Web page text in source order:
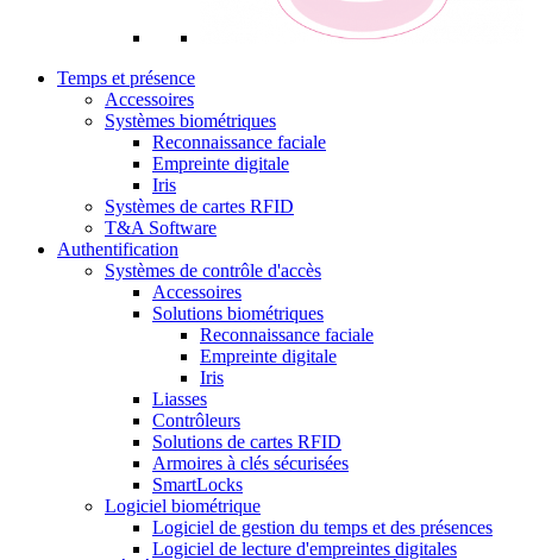
Temps et présence
Accessoires
Systèmes biométriques
Reconnaissance faciale
Empreinte digitale
Iris
Systèmes de cartes RFID
T&A Software
Authentification
Systèmes de contrôle d'accès
Accessoires
Solutions biométriques
Reconnaissance faciale
Empreinte digitale
Iris
Liasses
Contrôleurs
Solutions de cartes RFID
Armoires à clés sécurisées
SmartLocks
Logiciel biométrique
Logiciel de gestion du temps et des présences
Logiciel de lecture d'empreintes digitales